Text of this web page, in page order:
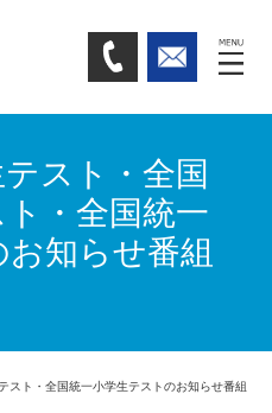
スト・全国
・全国統一
知らせ番組
スト・全国統一小学生テストのお知らせ番組